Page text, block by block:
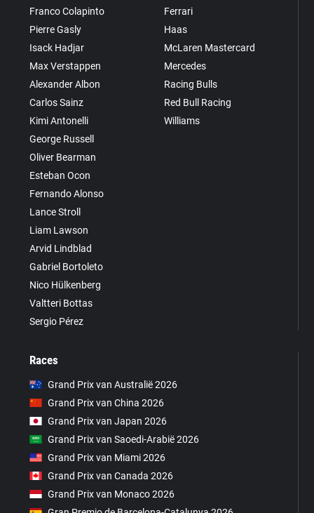
Franco Colapinto
Pierre Gasly
Isack Hadjar
Max Verstappen
Alexander Albon
Carlos Sainz
Kimi Antonelli
George Russell
Oliver Bearman
Esteban Ocon
Fernando Alonso
Lance Stroll
Liam Lawson
Arvid Lindblad
Gabriel Bortoleto
Nico Hülkenberg
Valtteri Bottas
Sergio Pérez
Ferrari
Haas
McLaren Mastercard
Mercedes
Racing Bulls
Red Bull Racing
Williams
Races
Grand Prix van Australië 2026
Grand Prix van China 2026
Grand Prix van Japan 2026
Grand Prix van Saoedi-Arabië 2026
Grand Prix van Miami 2026
Grand Prix van Canada 2026
Grand Prix van Monaco 2026